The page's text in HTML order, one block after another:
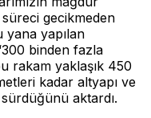
gecikmeden
yana yapılan
binden fazla
rakam yaklaşık 450
kadar altyapı ve
aktardı.